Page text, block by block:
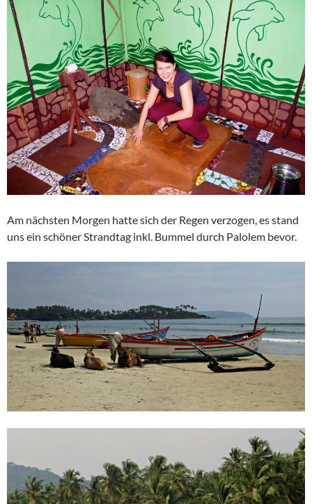
Am nächsten Morgen hatte sich der Regen verzogen, es stand
uns ein schöner Strandtag inkl. Bummel durch Palolem bevor.